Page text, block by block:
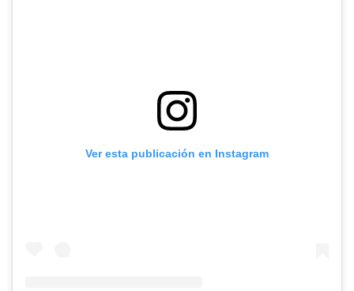
Ver esta publicación en Instagram